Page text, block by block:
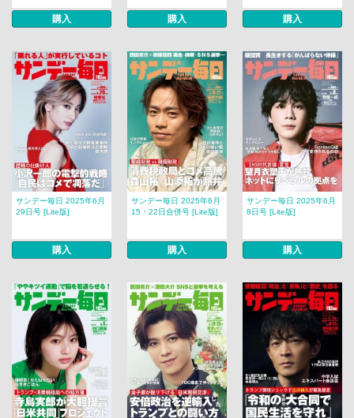
購入 購入 購入
サンデー毎日 2025年6月
29日号 [Lite版]
購入
サンデー毎日 2025年6月
15・22日合併号 [Lite版]
購入
サンデー毎日 2025年6月
8日号 [Lite版]
購入